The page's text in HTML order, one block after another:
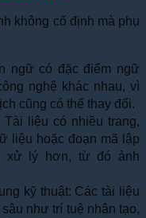
không cố định mà phụ
ngữ có đặc điểm ngữ
nghệ khác nhau, vì
cũng có thể thay đổi.
liệu có nhiều trang,
liệu hoặc đoạn mã lập
xử lý hơn, từ đó ảnh
kỹ thuật: Các tài liệu
như trí tuệ nhân tạo,